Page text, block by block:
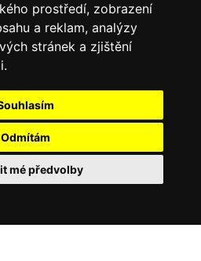
prostředí, zobrazení
a reklam, analýzy
stránek a zjištění
Odmítám
mé předvolby